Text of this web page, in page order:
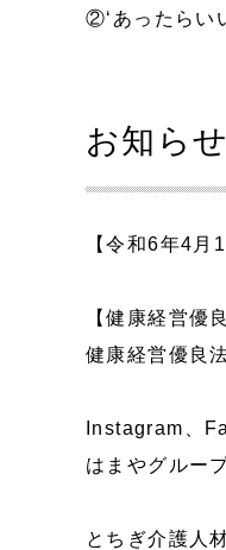
②‘あったらい
お知ら
【令和6年4月
【健康経営優
健康経営優良
Instagram、
はまやグルー
とちぎ介護人